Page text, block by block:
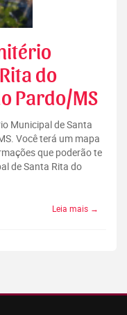
do
Pardo/MS
Municipal de Santa
Você terá um mapa
que poderão te
de Santa Rita do
Leia mais →